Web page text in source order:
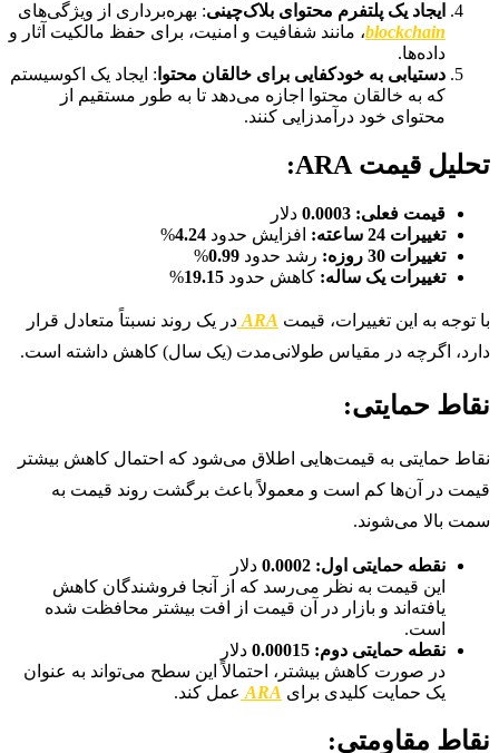
ایجاد یک پلتفرم محتوای بلاک‌چینی: بهره‌برداری از ویژگی‌های
blockchain، مانند شفافیت و امنیت، برای حفظ مالکیت آثار و
داده‌ها.
دستیابی به خودکفایی برای خالقان محتوا : ایجاد یک اکوسیستم
که به خالقان محتوا اجازه می‌دهد تا به طور مستقیم از
محتوای خود درآمدزایی کنند.
تحلیل قیمت ARA:
قیمت فعلی: 0.0003 دلار
تغییرات 24 ساعته:
افزایش حدود 4.24
%
تغییرات 30 روزه:
رشد حدود 0.99
%
تغییرات یک ساله: کاهش حدود 19.15
%
با توجه به این تغییرات، قیمت ARA در یک روند نسبتاً متعادل قرار
دارد، اگرچه در مقیاس طولانی‌مدت (یک سال) کاهش داشته است.
نقاط حمایتی:
نقاط حمایتی به قیمت‌هایی اطلاق می‌شود که احتمال کاهش بیشتر
قیمت در آن‌ها کم است و معمولاً باعث برگشت روند قیمت به
سمت بالا می‌شوند.
نقطه حمایتی اول: 0.0002 دلار
این قیمت به نظر می‌رسد که از آنجا فروشندگان کاهش
یافته‌اند و بازار در آن قیمت از افت بیشتر محافظت شده
است.
نقطه حمایتی دوم: 0.00015 دلار
در صورت کاهش بیشتر، احتمالاً این سطح می‌تواند به عنوان
یک حمایت کلیدی برای ARA عمل کند.
نقاط مقاومتی: